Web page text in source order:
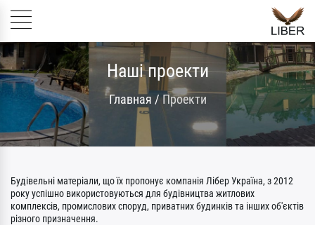
Наші проекти
Главная /Проекти
Будівельні матеріали, що їх пропонує компанія Лібер Україна, з 2012
року успішно використовуються для будівництва житлових
комплексів, промислових споруд, приватних будинків та інших об'єктів
різного призначення.